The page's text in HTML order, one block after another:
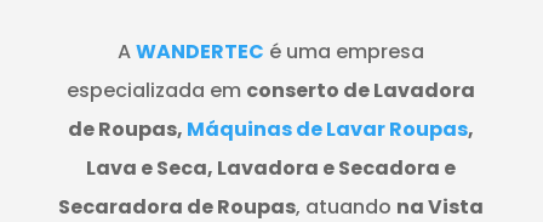
AWANDERTEC é uma empresa
especializada em conserto de Lavadora
de Roupas, Máquinas de Lavar Roupas,
Lava e Seca, Lavadora e Secadora e
Secaradora de Roupas, atuando na Vista